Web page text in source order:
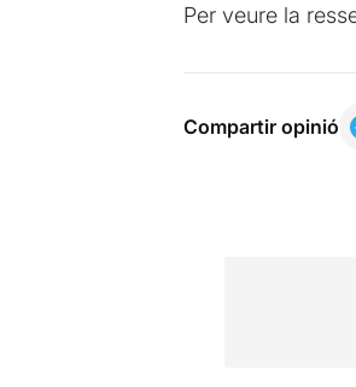
Per veure la
Compartir opinió